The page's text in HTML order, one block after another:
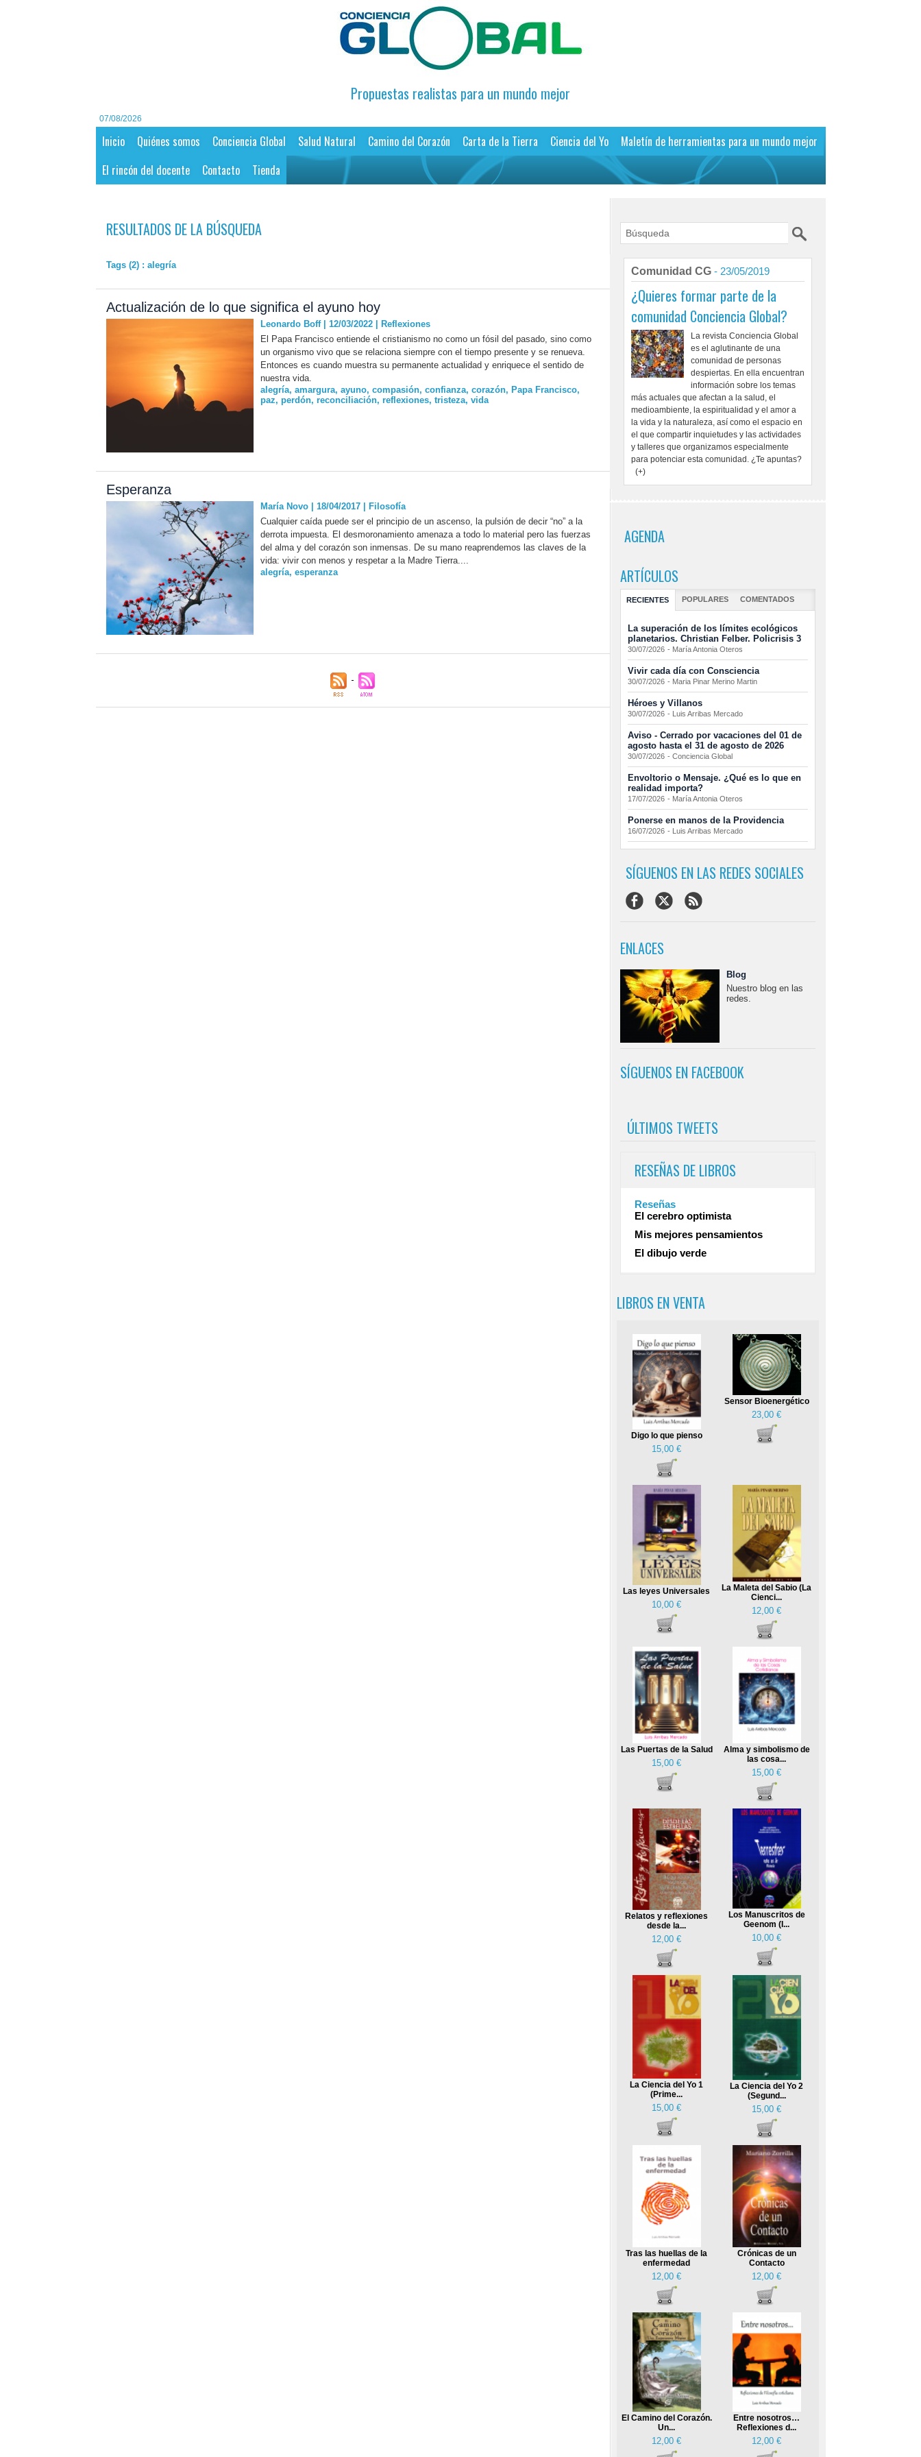
Propuestas realistas para un mundo mejor
07/08/2026
Inicio Quiénes somos Conciencia Global Salud Natural Camino del Corazón Carta de la Tierra Ciencia del Yo
Maletín de herramientas para un mundo mejor
El rincón del docente
Contacto Tienda
RESULTADOS DE LA BÚSQUEDA
Tags (2) : alegría
Actualización de lo que significa el ayuno hoy
Leonardo Boff | 12/03/2022|
Reflexiones
El Papa Francisco entiende el cristianismo no como un fósil del pasado, sino como
un organismo vivo que se relaciona siempre con el tiempo presente y se renueva.
Entonces es cuando muestra su permanente actualidad y enriquece el sentido de
nuestra vida.
alegría, amargura, ayuno, compasión, confianza, corazón, Papa Francisco,
paz, perdón, reconciliación, reflexiones, tristeza, vida
Esperanza
María Novo | 18/04/2017|
Filosofía
Cualquier caída puede ser el principio de un ascenso, la pulsión de decir “no” a la
derrota impuesta. El desmoronamiento amenaza a todo lo material pero las fuerzas
del alma y del corazón son inmensas. De su mano reaprendemos las claves de la
vida: vivir con menos y respetar a la Madre Tierra....
alegría, esperanza
Comunidad CG - 23/05/2019
¿Quieres formar parte de la
comunidad Conciencia Global?
La revista Conciencia Global
es el aglutinante de una
comunidad de personas
despiertas. En ella encuentran
información sobre los temas
más actuales que afectan a la salud, el
medioambiente, la espiritualidad y el amor a
la vida y la naturaleza, así como el espacio en
el que compartir inquietudes y las actividades
y talleres que organizamos especialmente
para potenciar esta comunidad. ¿Te apuntas?
(+)
AGENDA
ARTÍCULOS
RECIENTES POPULARES COMENTADOS
La superación de los límites ecológicos
planetarios. Christian Felber. Policrisis 3
30/07/2026 - María Antonia Oteros
Vivir cada día con Consciencia
30/07/2026 - Maria Pinar Merino Martin
Héroes y Villanos
30/07/2026 - Luis Arribas Mercado
Aviso - Cerrado por vacaciones del 01 de
agosto hasta el 31 de agosto de 2026
30/07/2026 - Conciencia Global
Envoltorio o Mensaje. ¿Qué es lo que en
realidad importa?
17/07/2026 - María Antonia Oteros
Ponerse en manos de la Providencia
16/07/2026 - Luis Arribas Mercado
SÍGUENOS EN LAS REDES SOCIALES
ENLACES
Blog
Nuestro blog en las
redes.
SÍGUENOS EN FACEBOOK
ÚLTIMOS TWEETS
RESEÑAS DE LIBROS
Reseñas
El cerebro optimista
Mis mejores pensamientos
El dibujo verde
LIBROS EN VENTA
Digo lo que pienso
15,00 €
Sensor Bioenergético
23,00 €
Las leyes Universales
10,00 €
La Maleta del Sabio (La
Cienci...
12,00 €
Las Puertas de la Salud
15,00 €
Alma y simbolismo de
las cosa...
15,00 €
Relatos y reflexiones
desde la...
12,00 €
Los Manuscritos de
Geenom (I...
10,00 €
La Ciencia del Yo 1
(Prime...
15,00 €
La Ciencia del Yo 2
(Segund...
15,00 €
Tras las huellas de la
enfermedad
12,00 €
Crónicas de un
Contacto
12,00 €
El Camino del Corazón.
Un...
12,00 €
Entre nosotros…
Reflexiones d...
12,00 €